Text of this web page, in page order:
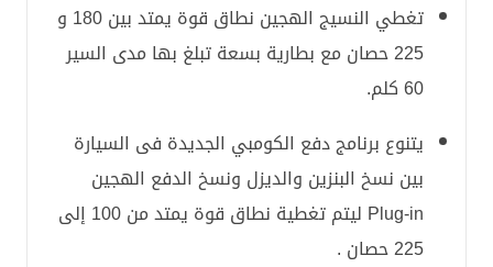
تغطي النسيج الهجين نطاق قوة يمتد بين 180 و
225 حصان مع بطارية بسعة تبلغ بها مدى السير
60 كلم.
يتنوع برنامج دفع الكومبي الجديدة فى السيارة
بين نسخ البنزين والديزل ونسخ الدفع الهجين
Plug-in ليتم تغطية نطاق قوة يمتد من 100 إلى
225 حصان .